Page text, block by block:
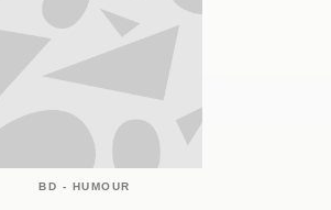
BD - HUMOUR